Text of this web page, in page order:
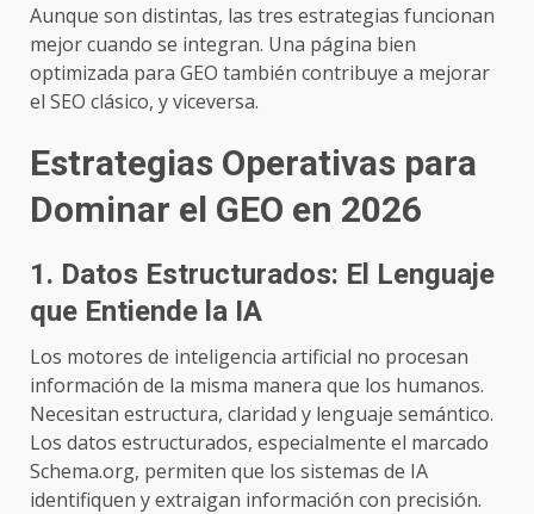
Aunque son distintas, las tres estrategias funcionan
mejor cuando se integran. Una página bien
optimizada para GEO también contribuye a mejorar
el SEO clásico, y viceversa.
Estrategias Operativas para
Dominar el GEO en 2026
1. Datos Estructurados: El Lenguaje
que Entiende la IA
Los motores de inteligencia artificial no procesan
información de la misma manera que los humanos.
Necesitan estructura, claridad y lenguaje semántico.
Los datos estructurados, especialmente el marcado
Schema.org, permiten que los sistemas de IA
identifiquen y extraigan información con precisión.